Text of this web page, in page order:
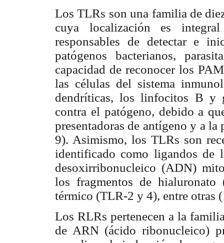
Los TLRs son una familia de
cuya localización es
responsables de detectar e
patógenos bacterianos,
capacidad de reconocer los
las células del sistema
dendríticas, los linfocitos B y
contra el patógeno, debido a
presentadoras de antígeno y a
9). Asimismo, los TLRs son
identificado como ligandos de
desoxirribonucleico (ADN)
los fragmentos de
térmico (TLR-2 y 4), entre otras
Los RLRs pertenecen a la
de ARN (ácido ribonucleico)